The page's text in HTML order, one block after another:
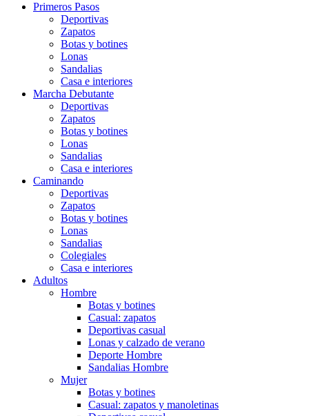
Primeros Pasos
Deportivas
Zapatos
Botas y botines
Lonas
Sandalias
Casa e interiores
Marcha Debutante
Deportivas
Zapatos
Botas y botines
Lonas
Sandalias
Casa e interiores
Caminando
Deportivas
Zapatos
Botas y botines
Lonas
Sandalias
Colegiales
Casa e interiores
Adultos
Hombre
Botas y botines
Casual: zapatos
Deportivas casual
Lonas y calzado de verano
Deporte Hombre
Sandalias Hombre
Mujer
Botas y botines
Casual: zapatos y manoletinas